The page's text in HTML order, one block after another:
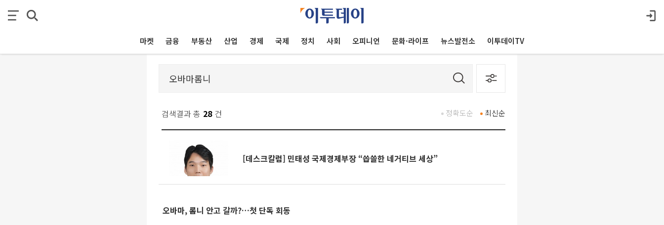
마켓 금융 부동산 산업 경제 국제 정치 사회 오피니언 문화·라이프 뉴스발전소 이투데이TV
검색결과 총 28 건 최신순
정확도순
[데스크칼럼] 민태성 국제경제부장 “씁쓸한 네거티브 세상”
오바마, 롬니 안고 갈까?…첫 단독 회동